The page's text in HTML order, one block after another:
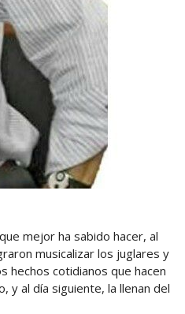
mejor ha sabido hacer, al
musicalizar los juglares y
hechos cotidianos que hacen
y al día siguiente, la llenan del